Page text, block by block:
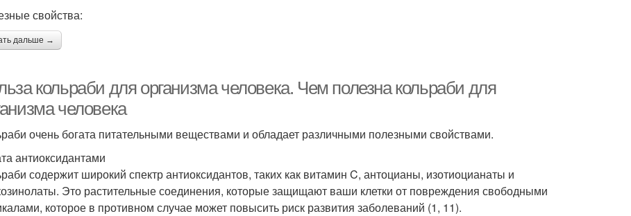
свойства:
дальше →
кольраби для организма человека. Чем полезна кольраби для
человека
очень богата питательными веществами и обладает различными полезными свойствами.
антиоксидантами
содержит широкий спектр антиоксидантов, таких как витамин C, антоцианы, изотиоцианаты и
Это растительные соединения, которые защищают ваши клетки от повреждения свободными
которое в противном случае может повысить риск развития заболеваний (1, 11).